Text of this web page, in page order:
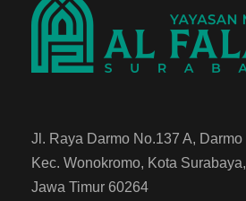
Jl. Raya Darmo No.137 A, Darmo
Kec. Wonokromo, Kota Surabaya,
Jawa Timur 60264